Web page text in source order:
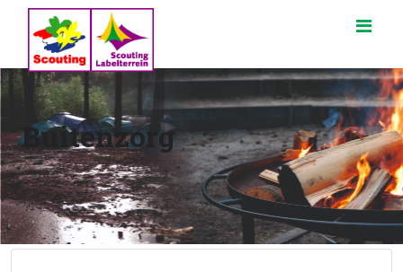
Buitenzorg